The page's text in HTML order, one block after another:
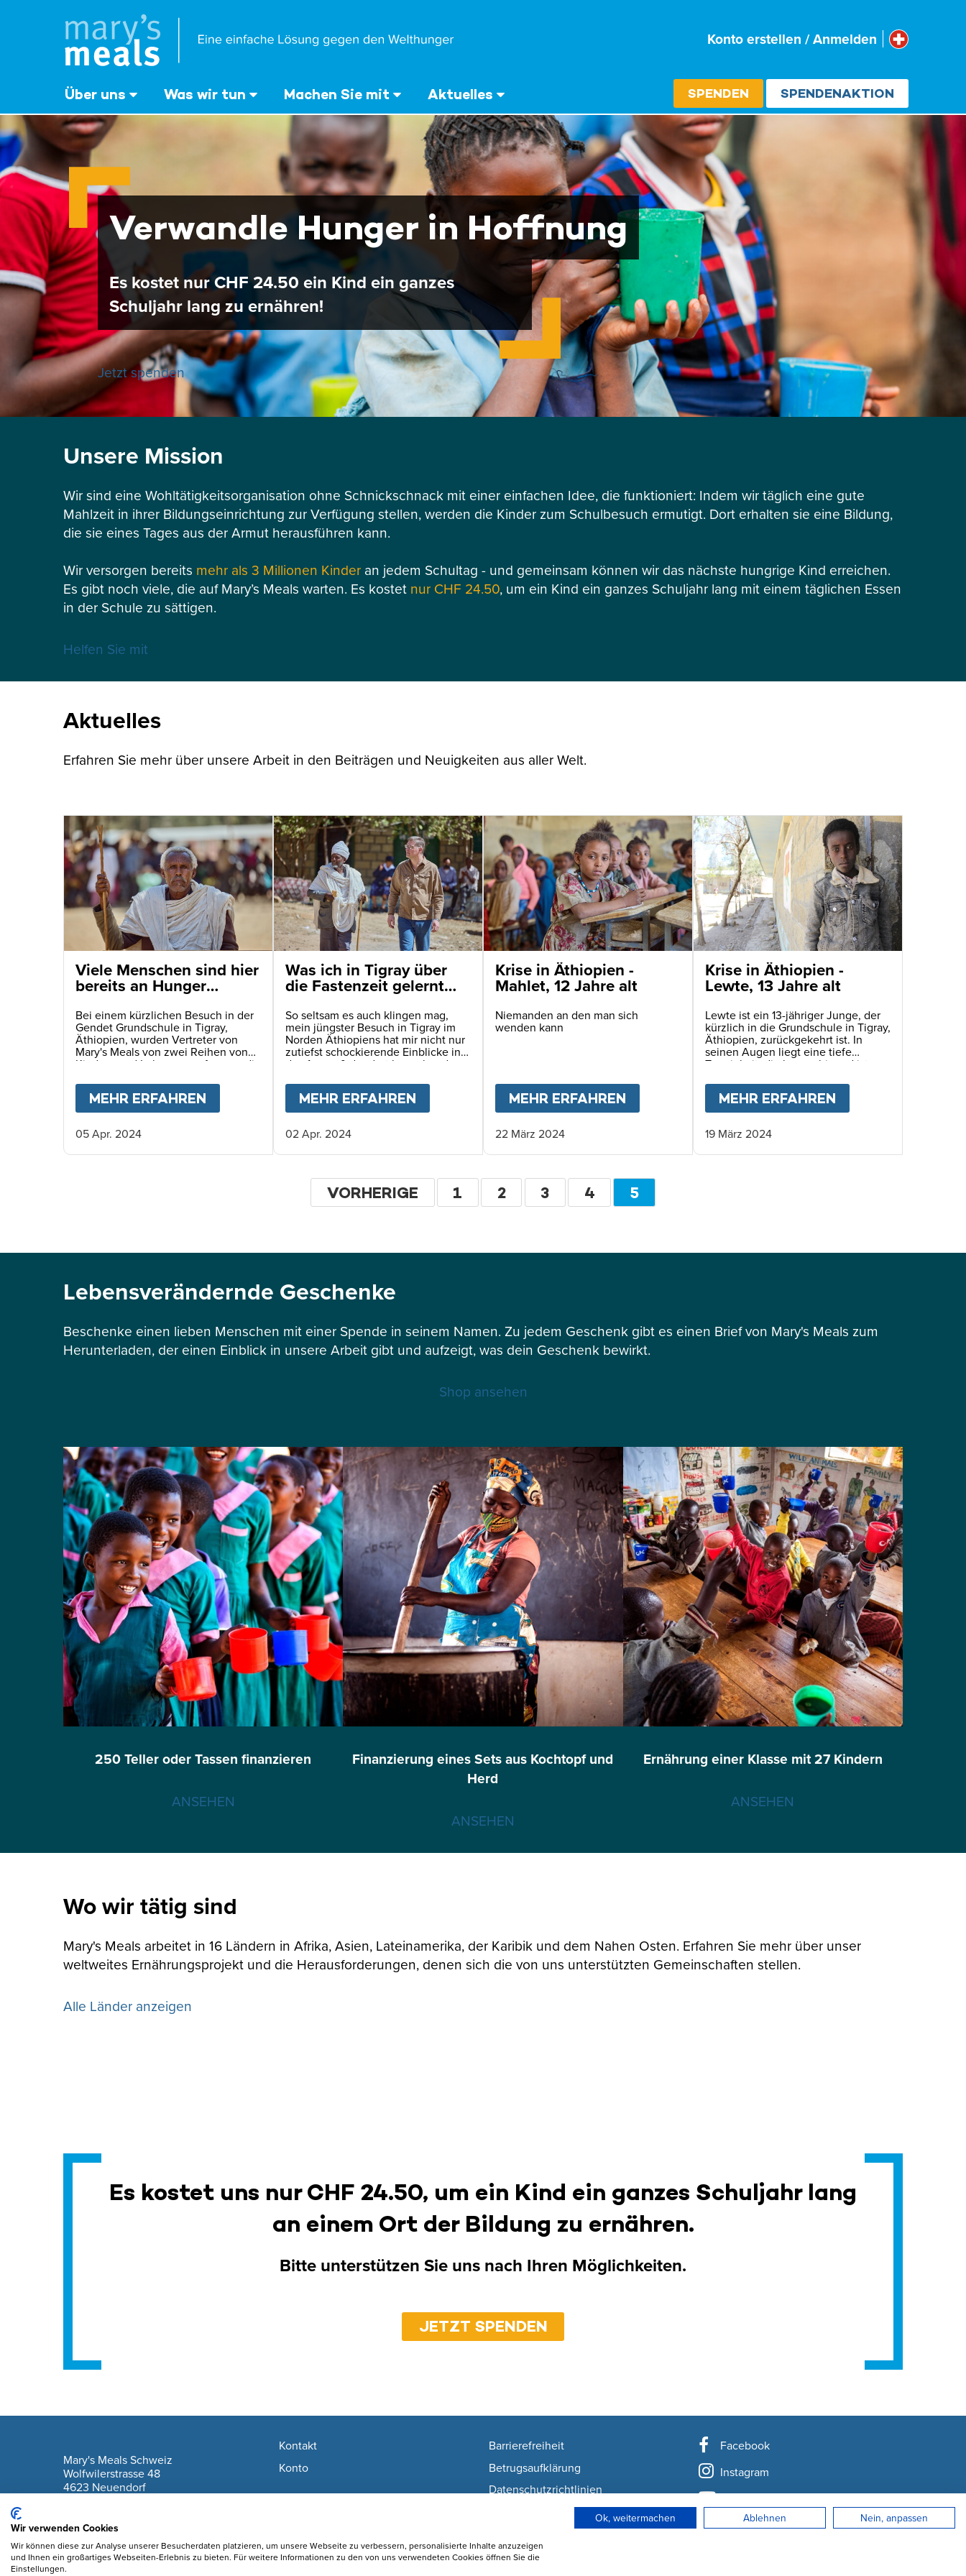
Konto erstellen / Anmelden Select
Schweiz
‎Über uns Was wir tun Machen Sie mit Aktuelles SPENDEN SPENDENAKTION
Verwandle Hunger in Hoffnung
Es kostet nur CHF 24.50 ein Kind ein ganzes
Schuljahr lang zu ernähren!
Jetzt spenden
Unsere Mission
Wir sind eine Wohltätigkeitsorganisation ohne Schnickschnack mit einer einfachen Idee, die funktioniert: Indem wir täglich eine gute
Mahlzeit in ihrer Bildungseinrichtung zur Verfügung stellen, werden die Kinder zum Schulbesuch ermutigt. Dort erhalten sie eine Bildung,
die sie eines Tages aus der Armut herausführen kann.
Wir versorgen bereits mehr als 3 Millionen Kinder an jedem Schultag - und gemeinsam können wir das nächste hungrige Kind erreichen.
Es gibt noch viele, die auf Mary’s Meals warten. Es kostet nur CHF 24.50, um ein Kind ein ganzes Schuljahr lang mit einem täglichen Essen
in der Schule zu sättigen.
Helfen Sie mit
Aktuelles
Erfahren Sie mehr über unsere Arbeit in den Beiträgen und Neuigkeiten aus aller Welt.
Viele Menschen sind hier
bereits an Hunger
gestorben. Es spiegelt
sich in den Augen der
Kinder wider
Bei einem kürzlichen Besuch in der
Gendet Grundschule in Tigray,
Äthiopien, wurden Vertreter von
Mary's Meals von zwei Reihen von
Kindern und Lehrern empfangen, die
MEHR ERFAHREN VIELE MENSCHEN SIND HIER BEREITS AN HUNGER GESTORBEN. ES SPIEGELT SICH IN DEN AUGEN
05 Apr. 2024
Was ich in Tigray über
die Fastenzeit gelernt
So seltsam es auch klingen mag,
mein jüngster Besuch in Tigray im
Norden Äthiopiens hat mir nicht nur
zutiefst schockierende Einblicke in
das Ausmaß der dort herrschenden
Es war zugleich auch eine
unerwartete, geistige Übung.
MEHR ERFAHREN WAS ICH IN TIGRAY ÜBER DIE FASTENZEIT GELERNT HABE
02 Apr. 2024
Krise in Äthiopien -
Mahlet, 12 Jahre alt
Niemanden an den man sich
wenden kann
MEHR ERFAHREN KRISE IN ÄTHIOPIEN - MAHLET, 12
22 März 2024
Krise in Äthiopien -
Lewte, 13 Jahre alt
Lewte ist ein 13-jähriger Junge, der
kürzlich in die Grundschule in Tigray,
Äthiopien, zurückgekehrt ist. In
seinen Augen liegt eine tiefe
Traurigkeit, die beunruhigend ist,
MEHR ERFAHREN
19 März 2024
Seitennummerierung
VORHERIGE
VORHERIGE SEITE
1 SEITE
2 SEITE
3 SEITE
4
AKTUELLE
5
Lebensverändernde Geschenke
Beschenke einen lieben Menschen mit einer Spende in seinem Namen. Zu jedem Geschenk gibt es einen Brief von Mary's Meals zum
Herunterladen, der einen Einblick in unsere Arbeit gibt und aufzeigt, was dein Geschenk bewirkt.
Shop ansehen
250 Teller oder Tassen finanzieren
ANSEHEN
Finanzierung eines Sets aus Kochtopf und
Herd
ANSEHEN
Ernährung einer Klasse mit 27 Kindern
ANSEHEN
Wo wir tätig sind
Mary's Meals arbeitet in 16 Ländern in Afrika, Asien, Lateinamerika, der Karibik und dem Nahen Osten. Erfahren Sie mehr über unser
weltweites Ernährungsprojekt und die Herausforderungen, denen sich die von uns unterstützten Gemeinschaften stellen.
Alle Länder anzeigen
Es kostet uns nur CHF 24.50, um ein Kind ein ganzes Schuljahr lang
an einem Ort der Bildung zu ernähren.
Bitte unterstützen Sie uns nach Ihren Möglichkeiten.
JETZT SPENDEN
Footer navigation
Mary's Meals Schweiz
Wolfwilerstrasse 48
4623 Neuendorf
Kontakt
Konto
Barrierefreiheit
Betrugsaufklärung
Datenschutzrichtlinien
Nutzunsgbedingungen
Wie wir Cookies verwenden
Cookie-Einstellungen ändern
Facebook
Instagram
YouTube
LinkedIn
Wir verwenden Cookies
Wir können diese zur Analyse unserer Besucherdaten platzieren, um unsere Webseite zu verbessern, personalisierte Inhalte anzuzeigen
und Ihnen ein großartiges Webseiten-Erlebnis zu bieten. Für weitere Informationen zu den von uns verwendeten Cookies öffnen Sie die
Einstellungen.
Ok, weitermachen Ablehnen Nein, anpassen